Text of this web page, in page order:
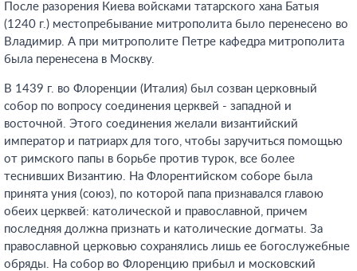
После разорения Киева войсками татарского хана Батыя
(1240 г.) местопребывание митрополита было перенесено во
Владимир. А при митрополите Петре кафедра митрополита
была перенесена в Москву.
В 1439 г. во Флоренции (Италия) был созван церковный
собор по вопросу соединения церквей - западной и
восточной. Этого соединения желали византийский
император и патриарх для того, чтобы заручиться помощью
от римского папы в борьбе против турок, все более
теснивших Византию. На Флорентийском соборе была
принята уния (союз), по которой папа признавался главою
обеих церквей: католической и православной, причем
последняя должна признать и католические догматы. За
православной церковью сохранялись лишь ее богослужебные
обряды. На собор во Флоренцию прибыл и московский